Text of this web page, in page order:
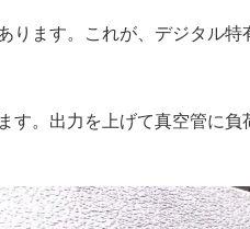
ます。これが、デジタル
。出力を上げて真空管に